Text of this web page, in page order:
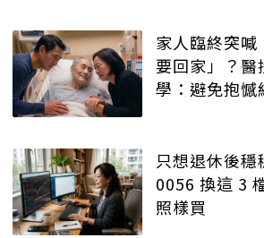
家人臨終突喊
要回家」？
學：避免抱憾
只想退休後
0056 換這 3
照樣買